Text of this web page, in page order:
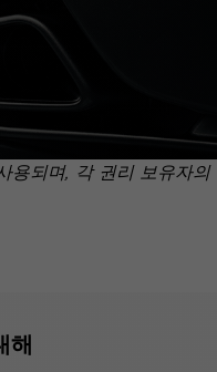
되며, 각 권리 보유자의
해